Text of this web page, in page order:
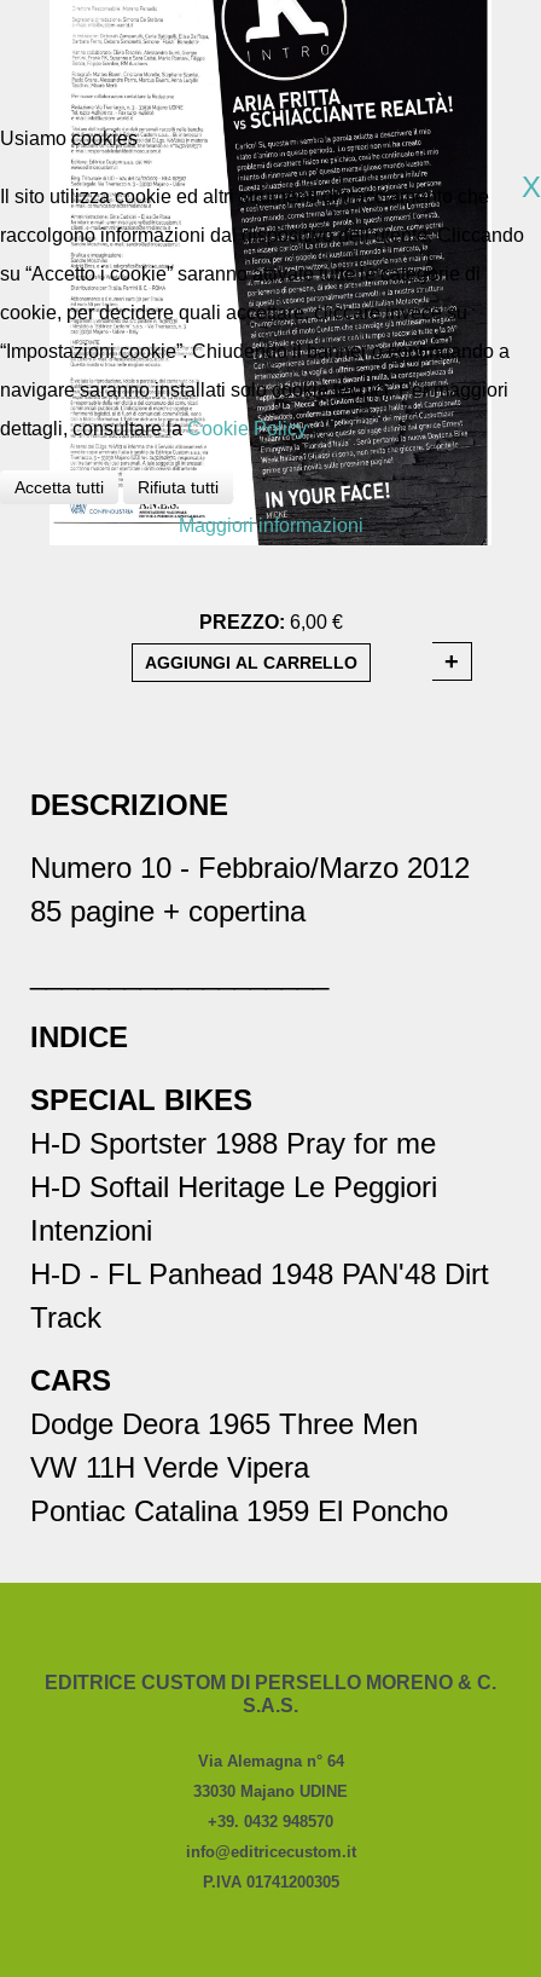
PREZZO: 6,00 €
DESCRIZIONE
Numero 10 - Febbraio/Marzo 2012
85 pagine + copertina
INDICE
SPECIAL BIKES
H-D Sportster 1988 Pray for me
H-D Softail Heritage Le Peggiori
Intenzioni
H-D - FL Panhead 1948 PAN'48 Dirt
Track
CARS
Dodge Deora 1965 Three Men
VW 11H Verde Vipera
Pontiac Catalina 1959 El Poncho
EDITRICE CUSTOM DI PERSELLO MORENO & C.
S.A.S.
Via Alemagna n° 64
33030 Majano UDINE
+39. 0432 948570
info@editricecustom.it
P.IVA 01741200305
Usiamo cookies
X
Il sito utilizza cookie ed altri strumenti di tracciamento che
raccolgono informazioni dal dispositivo dell’utente. Cliccando
su “Accetto i cookie” saranno attivate tutte le categorie di
cookie, per decidere quali accettare, cliccare invece su
“Impostazioni cookie”. Chiudendo il banner o continuando a
navigare saranno installati solo cookie tecnici. Per maggiori
dettagli, consultare laCookie Policy
Accetta tutti Rifiuta tutti
Maggiori informazioni